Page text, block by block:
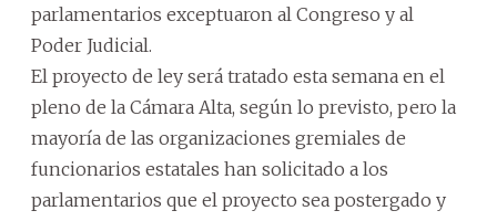
parlamentarios exceptuaron al Congreso y al
Poder Judicial.
El proyecto de ley será tratado esta semana en el
pleno de la Cámara Alta, según lo previsto, pero la
mayoría de las organizaciones gremiales de
funcionarios estatales han solicitado a los
parlamentarios que el proyecto sea postergado y